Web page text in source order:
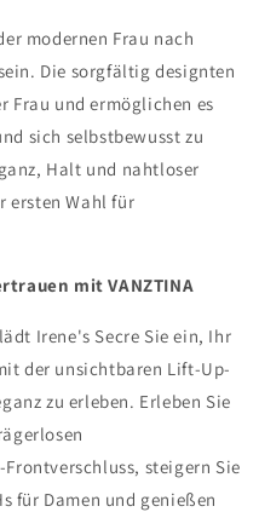
modernen Frau nach
Die sorgfältig designten
Frau und ermöglichen es
sich selbstbewusst zu
Halt und nahtloser
ersten Wahl für
mit VANZTINA
Irene's Secre Sie ein, Ihr
der unsichtbaren Lift-Up-
zu erleben. Erleben Sie
steigern Sie
für Damen und genießen